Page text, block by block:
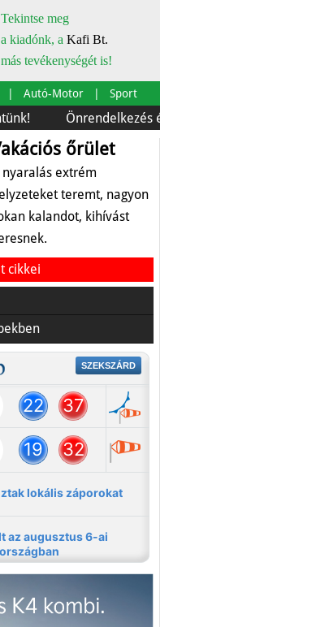
Tekintse meg
a kiadónk, a Kafi Bt.
más tevékenységét is!
Autó-Motor Sport
Önrendelkezés és szürkebarát
őrület
nyaralás extrém
teremt, nagyon
kalandot, kihívást
cikkei